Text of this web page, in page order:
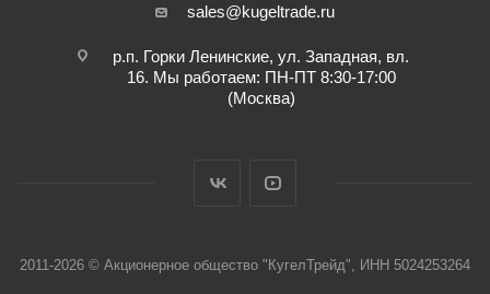
sales@kugeltrade.ru
р.п. Горки Ленинские, ул. Западная, вл.
16. Мы работаем: ПН-ПТ 8:30-17:00
(Москва)
2011-2026 © Акционерное общество "КугелТрейд", ИНН 5024253264